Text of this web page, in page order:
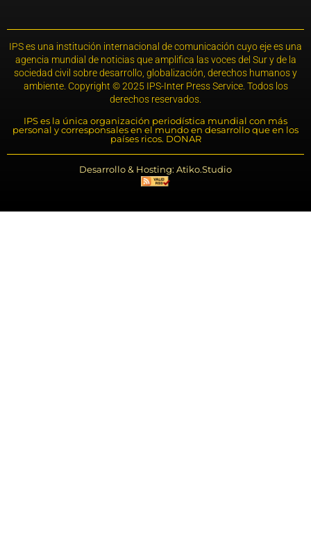
IPS es una institución internacional de comunicación cuyo eje es una
agencia mundial de noticias que amplifica las voces del Sur y de la
sociedad civil sobre desarrollo, globalización, derechos humanos y
ambiente. Copyright © 2025 IPS-Inter Press Service. Todos los
derechos reservados.
IPS es la única organización periodística mundial con más
personal y corresponsales en el mundo en desarrollo que en los
países ricos. DONAR
Desarrollo & Hosting: Atiko.Studio